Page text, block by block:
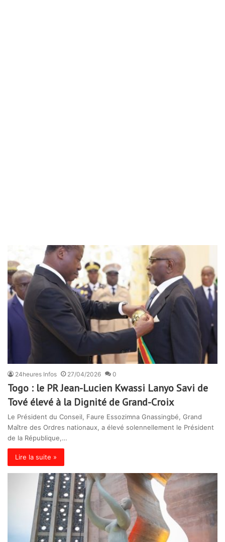
24heures Infos 27/04/2026 0
Togo : le PR Jean-Lucien Kwassi Lanyo Savi de
Tové élevé à la Dignité de Grand-Croix
Le Président du Conseil, Faure Essozimna Gnassingbé, Grand
Maître des Ordres nationaux, a élevé solennellement le Président
de la République,…
Lire la suite »